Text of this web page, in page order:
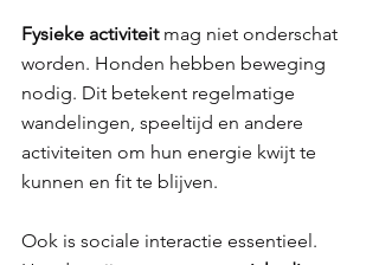
Fysieke activiteit mag niet onderschat
worden. Honden hebben beweging
nodig. Dit betekent regelmatige
wandelingen, speeltijd en andere
activiteiten om hun energie kwijt te
kunnen en fit te blijven.
Ook is sociale interactie essentieel.